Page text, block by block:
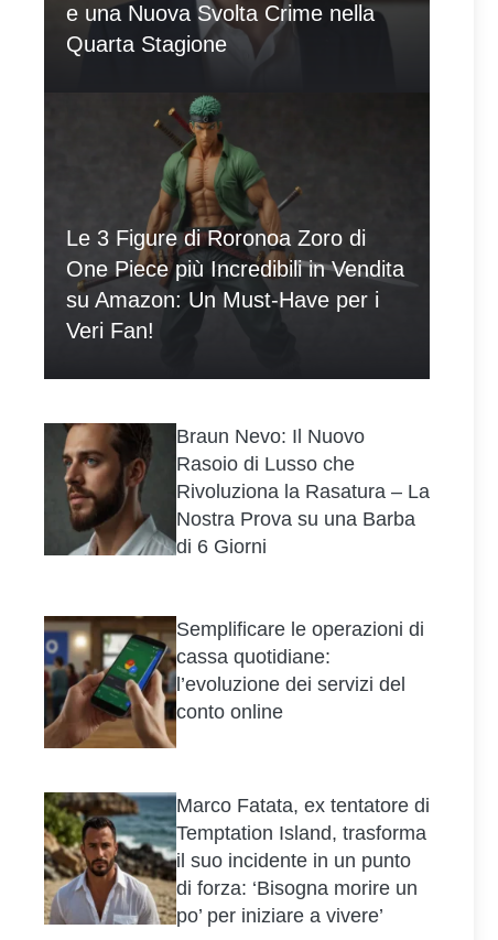
e una Nuova Svolta Crime nella
Quarta Stagione
Le 3 Figure di Roronoa Zoro di
One Piece più Incredibili in Vendita
su Amazon: Un Must-Have per i
Veri Fan!
Braun Nevo: Il Nuovo
Rasoio di Lusso che
Rivoluziona la Rasatura – La
Nostra Prova su una Barba
di 6 Giorni
Semplificare le operazioni di
cassa quotidiane:
l’evoluzione dei servizi del
conto online
Marco Fatata, ex tentatore di
Temptation Island, trasforma
il suo incidente in un punto
di forza: ‘Bisogna morire un
po’ per iniziare a vivere’